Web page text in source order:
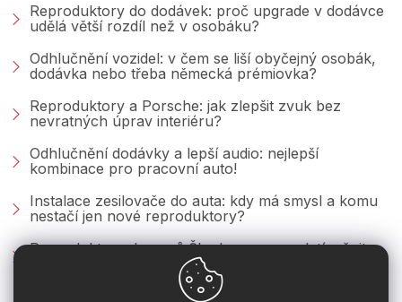
Reproduktory do dodávek: proč upgrade v dodávce
udělá větší rozdíl než v osobáku?
Odhlučnění vozidel: v čem se liší obyčejný osobák,
dodávka nebo třeba německá prémiovka?
Reproduktory a Porsche: jak zlepšit zvuk bez
nevratných úprav interiéru?
Odhlučnění dodávky a lepší audio: nejlepší
kombinace pro pracovní auto!
Instalace zesilovače do auta: kdy má smysl a komu
nestačí jen nové reproduktory?
Reproduktory do vozů Škoda: co se vyplatí měnit u
Fabie, Octavie a Superbu?